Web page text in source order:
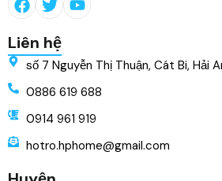
Liên hệ
số 7 Nguyễn Thị Thuận, Cát Bi, Hải
0886 619 688
0914 961 919
hotro.hphome@gmail.com